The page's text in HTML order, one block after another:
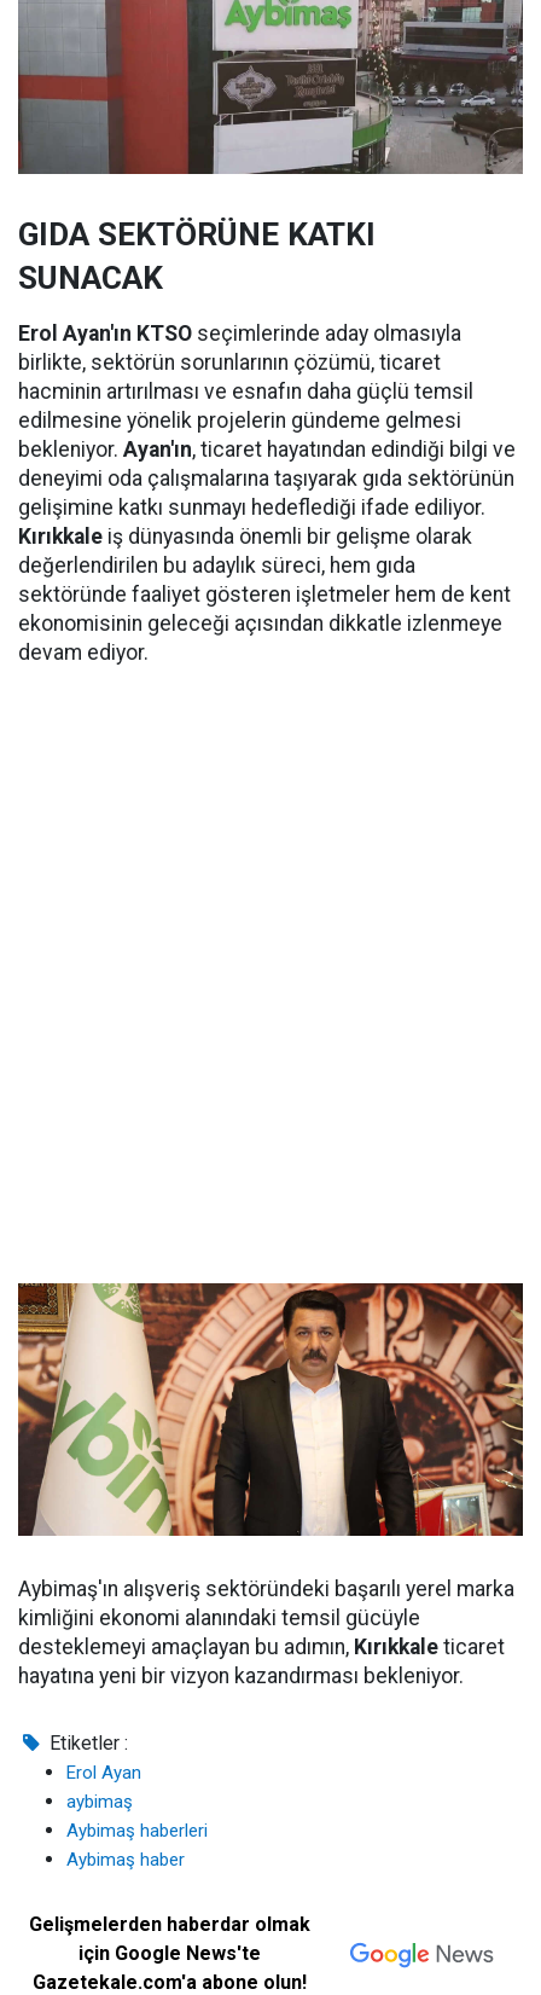
GIDA SEKTÖRÜNE KATKI
SUNACAK
Erol Ayan'ın KTSO seçimlerinde aday olmasıyla
birlikte, sektörün sorunlarının çözümü, ticaret
hacminin artırılması ve esnafın daha güçlü temsil
edilmesine yönelik projelerin gündeme gelmesi
bekleniyor. Ayan'ın, ticaret hayatından edindiği bilgi ve
deneyimi oda çalışmalarına taşıyarak gıda sektörünün
gelişimine katkı sunmayı hedeflediği ifade ediliyor.
Kırıkkale iş dünyasında önemli bir gelişme olarak
değerlendirilen bu adaylık süreci, hem gıda
sektöründe faaliyet gösteren işletmeler hem de kent
ekonomisinin geleceği açısından dikkatle izlenmeye
devam ediyor.
Aybimaş'ın alışveriş sektöründeki başarılı yerel marka
kimliğini ekonomi alanındaki temsil gücüyle
desteklemeyi amaçlayan bu adımın, Kırıkkale ticaret
hayatına yeni bir vizyon kazandırması bekleniyor.
Etiketler :
Erol Ayan
aybimaş
Aybimaş haberleri
Aybimaş haber
Gelişmelerden haberdar olmak
için Google News'te
Gazetekale.com'a abone olun!